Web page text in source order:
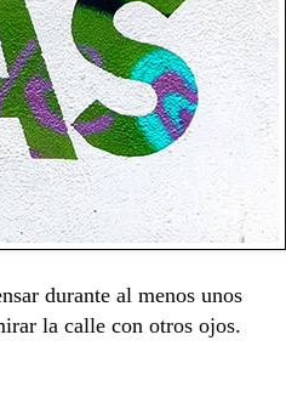
durante al menos unos
la calle con otros ojos.